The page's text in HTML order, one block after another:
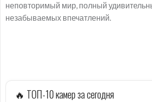
неповторимый мир, полный
незабываемых впечатлений.
🔥 ТОП-10 камер за сегодня